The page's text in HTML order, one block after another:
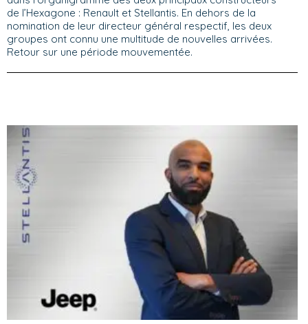
de l’Hexagone : Renault et Stellantis. En dehors de la
nomination de leur directeur général respectif, les deux
groupes ont connu une multitude de nouvelles arrivées.
Retour sur une période mouvementée.